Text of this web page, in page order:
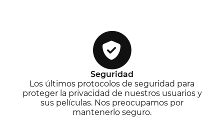
Seguridad
Los últimos protocolos de seguridad para
proteger la privacidad de nuestros usuarios y
sus películas. Nos preocupamos por
mantenerlo seguro.